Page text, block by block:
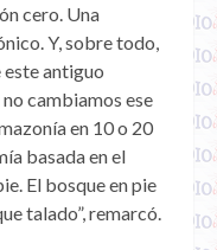
cero. Una
Y, sobre todo,
antiguo
cambiamos ese
en 10 o 20
basada en el
El bosque en pie
talado”, remarcó.